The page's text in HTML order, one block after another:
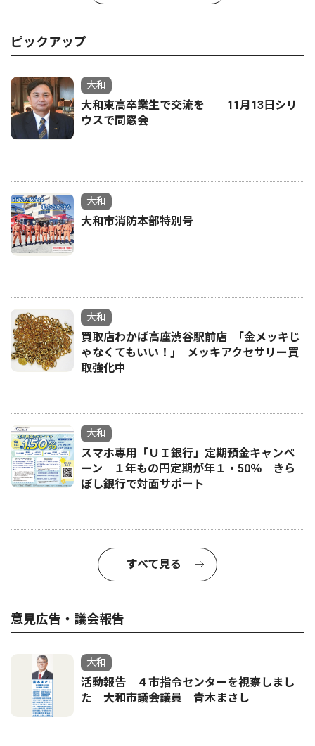
ピックアップ
大和
大和東高卒業生で交流を 11月13日シリ
ウスで同窓会
大和
大和市消防本部特別号
大和
買取店わかば高座渋谷駅前店 ｢金メッキじ
ゃなくてもいい！｣ メッキアクセサリー買
取強化中
大和
スマホ専用「ＵＩ銀行」定期預金キャンペ
ーン １年もの円定期が年１・50％ きら
ぼし銀行で対面サポート
すべて見る
意見広告・議会報告
大和
活動報告 ４市指令センターを視察しまし
た 大和市議会議員 青木まさし